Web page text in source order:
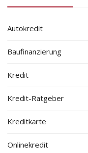
Autokredit
Baufinanzierung
Kredit
Kredit-Ratgeber
Kreditkarte
Onlinekredit